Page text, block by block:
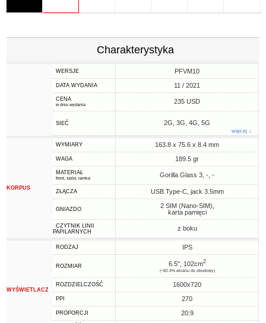
Charakterystyka
WERSJE PFVM10
DATA WYDANIA 11 / 2021
CENA
w dniu wydania 235 USD
SIEĆ 2G, 3G, 4G, 5G
więcej ↓
KORPUS
WYMIARY 163.8 x 75.6 x 8.4 mm
WAGA 189.5 gr
MATERIAŁ
front, spód, ramka Gorilla Glass 3, -, -
ZŁĄCZA USB Type-C, jack 3.5mm
GNIAZDO
2 SIM (Nano-SIM),
karta pamięci
CZYTNIK LINII
PAPILARNYCH
z boku
WYŚWIETLACZ
RODZAJ IPS
ROZMIAR 6.5", 102cm2
(~82.4% ekranu do obudowy)
ROZDZIELCZOŚĆ 1600x720
PPI 270
PROPORCJI 20:9